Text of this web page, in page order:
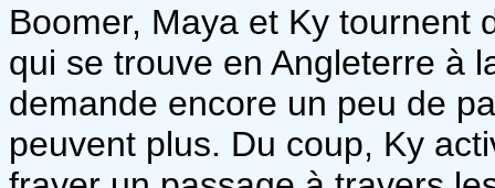
Boomer, Maya et Ky tournent
qui se trouve en Angleterre à
demande encore un peu de
peuvent plus. Du coup, Ky